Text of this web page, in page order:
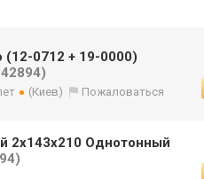
(12-0712 + 19-0000)
(Киев) Пожаловаться
2x143x210 Однотонный